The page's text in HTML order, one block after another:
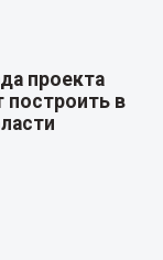
проекта
построить в